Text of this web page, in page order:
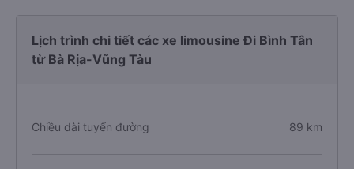
Lịch trình chi tiết các xe limousine Đi Bình Tân
từ Bà Rịa-Vũng Tàu
Chiều dài tuyến đường 89 km